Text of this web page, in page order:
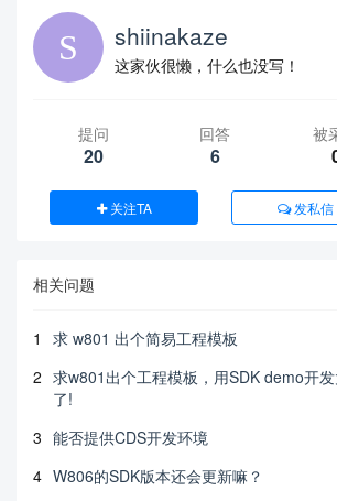
shiinakaze
这家伙很懒，什么也没写！
提问
20
回答
6
被
关注TA 发私信
相关问题
1
求 w801 出个简易工程模板
2 求w801出个工程模板，用SDK demo开
了!
3 能否提供CDS开发环境
4 W806的SDK版本还会更新嘛？